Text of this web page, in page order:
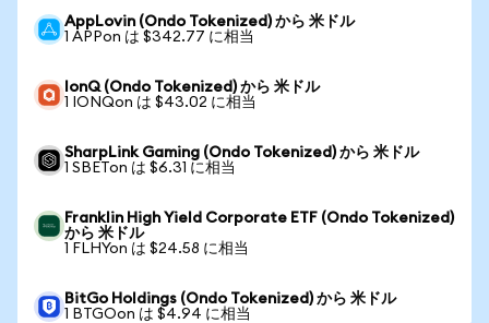
AppLovin (Ondo Tokenized) から 米ドル
1 APPon は $342.77 に相当
IonQ (Ondo Tokenized) から 米ドル
1 IONQon は $43.02 に相当
SharpLink Gaming (Ondo Tokenized) から 米ドル
1 SBETon は $6.31 に相当
Franklin High Yield Corporate ETF (Ondo Tokenized)
から 米ドル
1 FLHYon は $24.58 に相当
BitGo Holdings (Ondo Tokenized) から 米ドル
1 BTGOon は $4.94 に相当